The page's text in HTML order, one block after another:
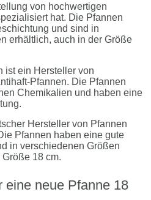
von hochwertigen
hat. Die Pfannen
und sind in
erhältlich, auch in der Größe
ist ein Hersteller von
Pfannen. Die Pfannen
Chemikalien und haben eine
Hersteller von Pfannen
Pfannen haben eine gute
in verschiedenen Größen
18 cm.
eine neue Pfanne 18